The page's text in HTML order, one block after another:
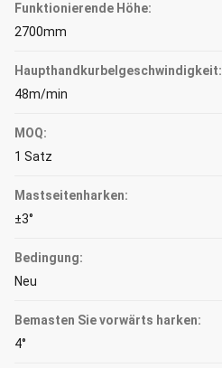
Funktionierende Höhe:
2700mm
Haupthandkurbelgeschwindigkeit:
48m/min
MOQ:
1 Satz
Mastseitenharken:
±3°
Bedingung:
Neu
Bemasten Sie vorwärts harken:
4°